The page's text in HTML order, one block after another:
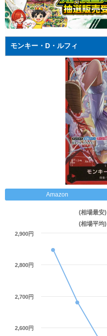
モンキー・D・ルフィ
Amazon
(相場最安)
(相場平均)
2,600円
2,700円
2,800円
2,900円